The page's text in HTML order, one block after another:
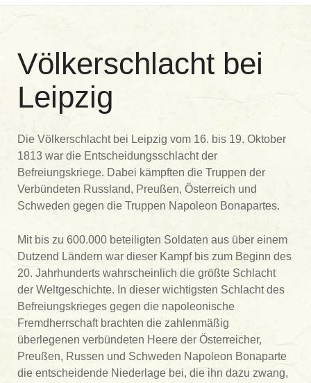
Völkerschlacht bei
Leipzig
Die Völkerschlacht bei Leipzig vom 16. bis 19. Oktober
1813 war die Entscheidungsschlacht der
Befreiungskriege. Dabei kämpften die Truppen der
Verbündeten Russland, Preußen, Österreich und
Schweden gegen die Truppen Napoleon Bonapartes.
Mit bis zu 600.000 beteiligten Soldaten aus über einem
Dutzend Ländern war dieser Kampf bis zum Beginn des
20. Jahrhunderts wahrscheinlich die größte Schlacht
der Weltgeschichte. In dieser wichtigsten Schlacht des
Befreiungskrieges gegen die napoleonische
Fremdherrschaft brachten die zahlenmäßig
überlegenen verbündeten Heere der Österreicher,
Preußen, Russen und Schweden Napoleon Bonaparte
die entscheidende Niederlage bei, die ihn dazu zwang,